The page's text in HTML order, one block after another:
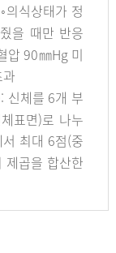
식상태가 정
을 때만 반응
압 90㎜Hg 미
신체를 6개 부
표면)로 나누
최대 6점(중
제곱을 합산한